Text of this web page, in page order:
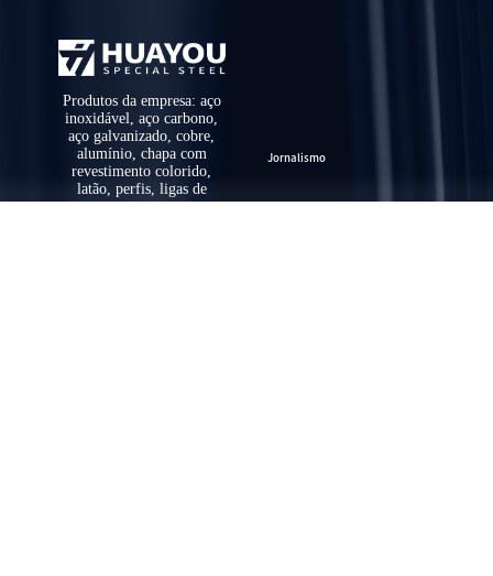
Produtos da empresa: aço
inoxidável, aço carbono,
aço galvanizado, cobre,
alumínio, chapa com
revestimento colorido,
latão, perfis, ligas de
sucata
Jornalismo